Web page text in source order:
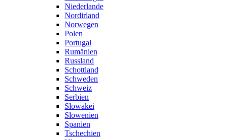
Niederlande
Nordirland
Norwegen
Polen
Portugal
Rumänien
Russland
Schottland
Schweden
Schweiz
Serbien
Slowakei
Slowenien
Spanien
Tschechien